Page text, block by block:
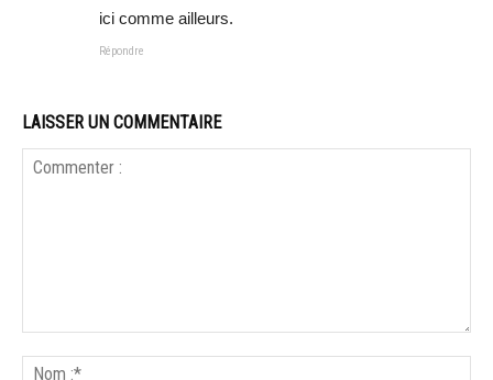
ici comme ailleurs.
Répondre
LAISSER UN COMMENTAIRE